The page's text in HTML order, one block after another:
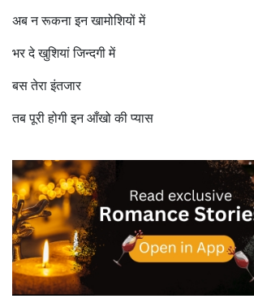
अब न रूकना इन खामोशियों में
भर दे खुशियां जिन्दगी में
बस तेरा इंतजार
तब पूरी होगी इन आँखो की प्यास